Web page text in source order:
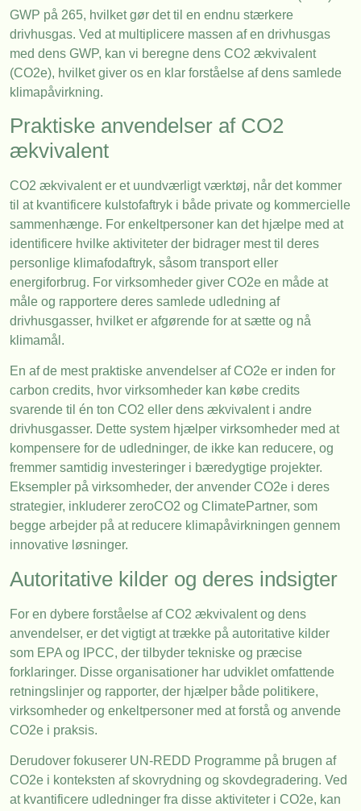
GWP på 265, hvilket gør det til en endnu stærkere
drivhusgas. Ved at multiplicere massen af en drivhusgas
med dens GWP, kan vi beregne dens CO2 ækvivalent
(CO2e), hvilket giver os en klar forståelse af dens samlede
klimapåvirkning.
Praktiske anvendelser af CO2
ækvivalent
CO2 ækvivalent er et uundværligt værktøj, når det kommer
til at kvantificere kulstofaftryk i både private og kommercielle
sammenhænge. For enkeltpersoner kan det hjælpe med at
identificere hvilke aktiviteter der bidrager mest til deres
personlige klimafodaftryk, såsom transport eller
energiforbrug. For virksomheder giver CO2e en måde at
måle og rapportere deres samlede udledning af
drivhusgasser, hvilket er afgørende for at sætte og nå
klimamål.
En af de mest praktiske anvendelser af CO2e er inden for
carbon credits, hvor virksomheder kan købe credits
svarende til én ton CO2 eller dens ækvivalent i andre
drivhusgasser. Dette system hjælper virksomheder med at
kompensere for de udledninger, de ikke kan reducere, og
fremmer samtidig investeringer i bæredygtige projekter.
Eksempler på virksomheder, der anvender CO2e i deres
strategier, inkluderer zeroCO2 og ClimatePartner, som
begge arbejder på at reducere klimapåvirkningen gennem
innovative løsninger.
Autoritative kilder og deres indsigter
For en dybere forståelse af CO2 ækvivalent og dens
anvendelser, er det vigtigt at trække på autoritative kilder
som EPA og IPCC, der tilbyder tekniske og præcise
forklaringer. Disse organisationer har udviklet omfattende
retningslinjer og rapporter, der hjælper både politikere,
virksomheder og enkeltpersoner med at forstå og anvende
CO2e i praksis.
Derudover fokuserer UN-REDD Programme på brugen af
CO2e i konteksten af skovrydning og skovdegradering. Ved
at kvantificere udledninger fra disse aktiviteter i CO2e, kan